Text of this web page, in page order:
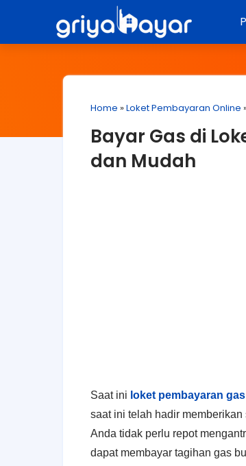
Home »Loket Pembayaran Online
Bayar Gas di
dan Mudah
Saat ini loket pembayaran
saat ini telah hadir
Anda tidak perlu repot
dapat membayar tagihan gas